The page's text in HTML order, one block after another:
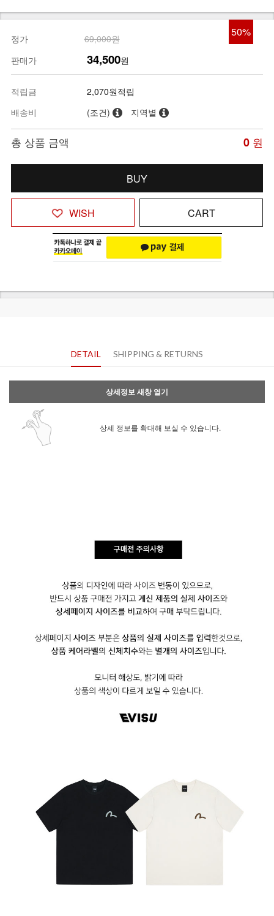
50%
정가
69,000원
판매가
34,500원
적립금
2,070원적립
배송비
(조건) 지역별
총 상품 금액 0 원
BUY
WISH CART
DETAIL SHIPPING & RETURNS
상세정보 새창 열기
상세 정보를 확대해 보실 수 있습니다.